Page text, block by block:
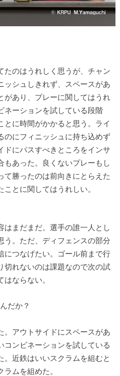
たのはうれしく思うが、チャン
ッシュしきれず、スペースがあ
があり、プレーに関してはうれ
ネーションを試している段階
とに時間がかかると思う。ライ
のにフィニッシュに持ち込めず
ドにパスすべきところをインサ
もあった。良くないプレーもし
て勝ったのは前向きにとらえた
とに関してはうれしい。
まだまだ。選手の誰一人とし
う。ただ、ディフェンスの部分
につなげたい。ゴール前まで行
切れないのは課題なので次の試
ならない。
だか？
。アウトサイドにスペースがあ
コンビネーションを試している
。近鉄はいいスクラムを組むと
ムを組めた。